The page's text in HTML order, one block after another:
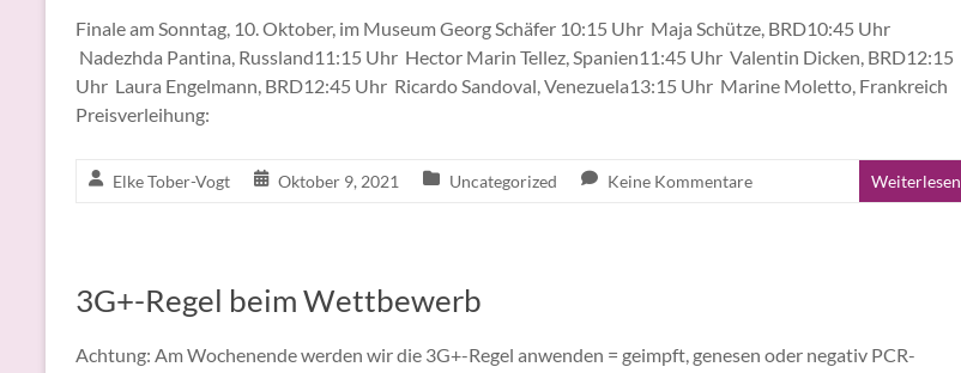
Finale am Sonntag, 10. Oktober, im Museum Georg Schäfer 10:15 Uhr Maja Schütze, BRD10:45 Uhr
Nadezhda Pantina, Russland11:15 Uhr Hector Marin Tellez, Spanien11:45 Uhr Valentin Dicken, BRD12:15
Uhr Laura Engelmann, BRD12:45 Uhr Ricardo Sandoval, Venezuela13:15 Uhr Marine Moletto, Frankreich
Preisverleihung:
Elke Tober-Vogt Oktober 9, 2021 Uncategorized Keine Kommentare Weiterlesen
3G+-Regel beim Wettbewerb
Achtung: Am Wochenende werden wir die 3G+-Regel anwenden = geimpft, genesen oder negativ PCR-